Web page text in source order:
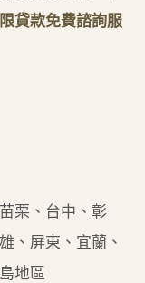
貸款免費諮詢服
栗、台中、彰
、屏東、宜蘭、
地區